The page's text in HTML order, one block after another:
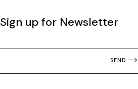
Sign up for Newsletter
SEND